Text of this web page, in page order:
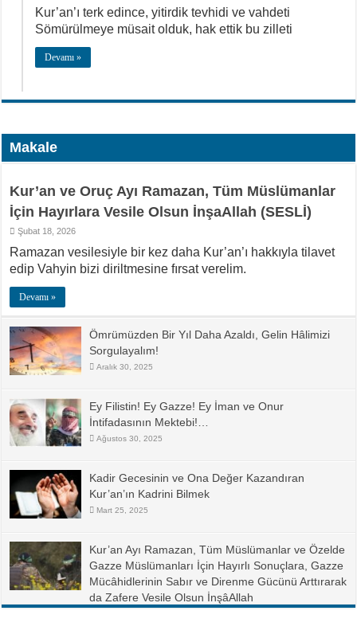
Kur’an’ı terk edince, yitirdik tevhidi ve vahdeti
Sömürülmeye müsait olduk, hak ettik bu zilleti
Devamı »
Makale
Kur’an ve Oruç Ayı Ramazan, Tüm Müslümanlar
İçin Hayırlara Vesile Olsun İnşaAllah (SESLİ)
Şubat 18, 2026
Ramazan vesilesiyle bir kez daha Kur’an’ı hakkıyla tilavet
edip Vahyin bizi diriltmesine fırsat verelim.
Devamı »
Ömrümüzden Bir Yıl Daha Azaldı, Gelin Hâlimizi
Sorgulayalım!
Aralık 30, 2025
Ey Filistin! Ey Gazze! Ey İman ve Onur
İntifadasının Mektebi!…
Ağustos 30, 2025
Kadir Gecesinin ve Ona Değer Kazandıran
Kur’an’ın Kadrini Bilmek
Mart 25, 2025
Kur’an Ayı Ramazan, Tüm Müslümanlar ve Özelde
Gazze Müslümanları İçin Hayırlı Sonuçlara, Gazze
Mücâhidlerinin Sabır ve Direnme Gücünü Arttırarak
da Zafere Vesile Olsun İnşâAllah